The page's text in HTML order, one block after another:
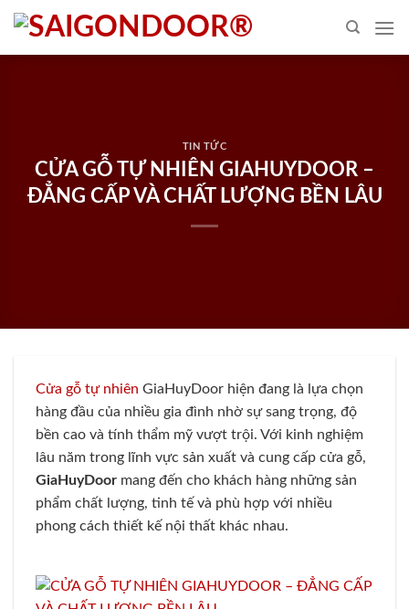
Skip
content
TIN TỨC
CỬA GỖ TỰ NHIÊN GIAHUYDOOR –
ĐẲNG CẤP VÀ CHẤT LƯỢNG BỀN LÂU
Cửa gỗ tự nhiên GiaHuyDoor hiện đang là lựa chọn
hàng đầu của nhiều gia đình nhờ sự sang trọng, độ
bền cao và tính thẩm mỹ vượt trội. Với kinh nghiệm
lâu năm trong lĩnh vực sản xuất và cung cấp cửa gỗ,
GiaHuyDoor mang đến cho khách hàng những sản
phẩm chất lượng, tinh tế và phù hợp với nhiều
phong cách thiết kế nội thất khác nhau.